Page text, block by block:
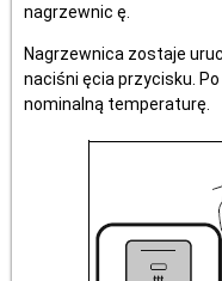
nagrzewnic ę.
Nagrzewnica zostaje
naciśni ęcia przycisku.
nominalną temperaturę.